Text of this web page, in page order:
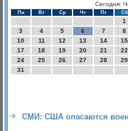
Сегодня:
Пн Вт Ср Чт Пт Сб
1
3
4 5 6 7 8
10
11 12 13 14 15
17
18 19 20 21 22
24
25 26 27 28 29
31
СМИ: США опасаются